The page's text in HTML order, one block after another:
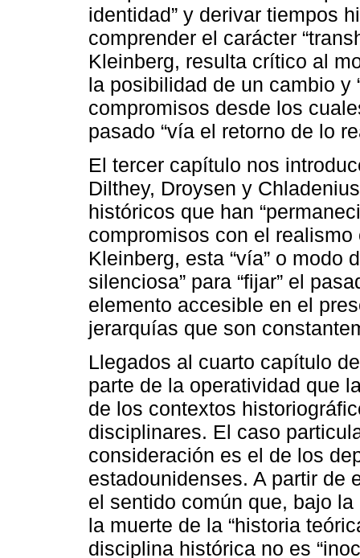
identidad” y derivar tiempos
comprender el carácter
Kleinberg, resulta crítico al
la posibilidad de un cambio y
compromisos desde los
pasado “vía el retorno de lo
El tercer capítulo nos
Dilthey, Droysen y
históricos que han
compromisos con el
Kleinberg, esta “vía” o modo
silenciosa” para “fijar” el
elemento accesible en el
jerarquías que son
Llegados al cuarto capítulo
parte de la operatividad que
de los contextos
disciplinares. El caso
consideración es el de los
estadounidenses. A partir de
el sentido común que, bajo
la muerte de la “historia
disciplina histórica no es